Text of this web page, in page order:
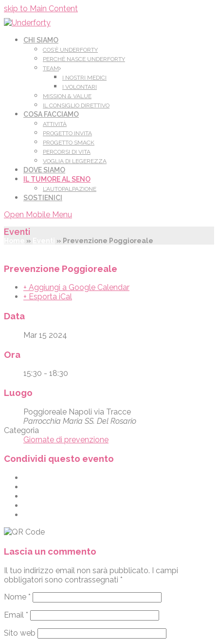
skip to Main Content
CHI SIAMO
COS’È UNDERFORTY
PERCHÈ NASCE UNDERFORTY
TEAM
I NOSTRI MEDICI
I VOLONTARI
MISSION & VALUE
IL CONSIGLIO DIRETTIVO
COSA FACCIAMO
ATTIVITÀ
PROGETTO INVITA
PROGETTO SMACK
PERCORSI DI VITA
VOGLIA DI LEGEREZZA
DOVE SIAMO
IL TUMORE AL SENO
L’AUTOPALPAZIONE
SOSTIENICI
Open Mobile Menu
Eventi
» » Prevenzione Poggioreale
Prevenzione Poggioreale
+ Aggiungi a Google Calendar
+ Esporta iCal
Data
Mar 15 2024
Ora
15:30 - 18:30
Luogo
Poggioreale Napoli via Tracce
Parrocchia Maria SS. Del Rosario
Categoria
Giornate di prevenzione
Condividi questo evento
Lascia un commento
Il tuo indirizzo email non sarà pubblicato. I campi
obbligatori sono contrassegnati *
Nome *
Email *
Sito web